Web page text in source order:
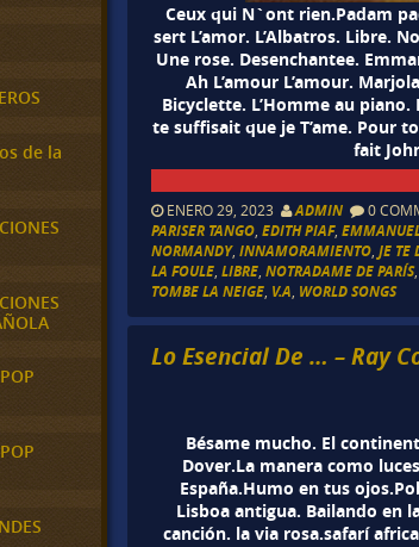
Ceux qui N`ont rien.Padam
sert L’amor. L’Albatros. Libre.
Une rose. Desenchantee.
Ah L’amour L’amour.
Bicyclette. L’Homme au piano.
te suffisait que je T’ame. Pour
fait
ENERO 29, 2023 ADMIN 0
PARISER TANGO ,EDITH PIAF,
NORMANDY,INNAMORAMIENTO ,JE TE
LA FOULE ,LIBRE ,NOTRADAME DE PARÍS
TOMBE LA NEIGE V.A WORLD SONGS
Lo Esencial De … – Ray
Bésame mucho. El
Dover.La manera como
España.Humo en tus
Lisboa antigua. Bailando en
canción. la via rosa.safarí
de la